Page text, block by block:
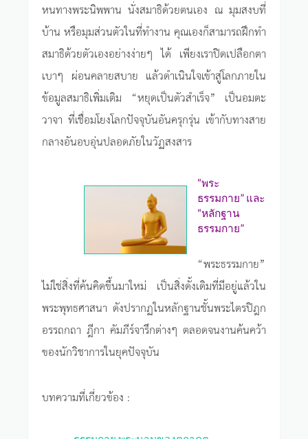
หนทางพระนิพพาน นั่งสมาธิด้วยตนเอง ณ มุมสงบที่
บ้าน หรือมุมส่วนตัวในที่ทำงาน คุณเองก็สามารถฝึกทำ
สมาธิด้วยตัวเองอย่างง่ายๆ ได้ เพียงเราปิดเปลือกตา
เบาๆ ผ่อนคลายสบาย แล้วดำเนินใจเข้าสู่โลกภายใน
ข้อมูลสมาธิเพิ่มเติม “หยุดเป็นตัวสำเร็จ” เป็นอมตะ
วาจา ที่เชื่อมโยงโลกปัจจุบันอันครุกรุ่น เข้ากับทางสาย
กลางอันอบอุ่นปลอดภัยในวัฏสงสาร
“พระ
ธรรมกาย” และ
“หลักฐาน
ธรรมกาย”
“พระธรรมกาย”
ไม่ใช่สิ่งที่ค้นคิดขึ้นมาใหม่ เป็นสิ่งดั้งเดิมที่มีอยู่แล้วใน
พระพุทธศาสนา ดังปรากฏในหลักฐานชั้นพระไตรปิฎก
อรรถกถา ฎีกา คัมภีร์จารึกต่างๆ ตลอดจนงานค้นคว้า
ของนักวิชาการในยุคปัจจุบัน
บทความที่เกี่ยวข้อง :